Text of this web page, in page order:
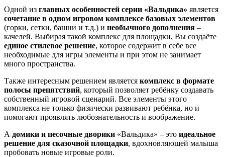
Одной из главных особенностей серии «Вальдика» является
сочетание в одном игровом комплексе базовых элементов
(горки, сетки, башни и т.д.) и необычного дополнения –
качелей. Выбирая такой комплекс для площадки, Вы создаёте
единое стилевое решение, которое содержит в себе все
необходимые для игры элементы и при этом не занимает
много пространства.
Также интересным решением является комплекс в формате
полосы препятствий, который позволяет ребёнку создавать
собственный игровой сценарий. Все элементы этого
комплекса не только физически развивают ребёнка, но и
помогают проявлять любознательность и воображение.
А домики и песочные дворики «Вальдика» – это идеальное
решение для сказочной площадки, вдохновляющей малыша
пробовать новые игровые роли.